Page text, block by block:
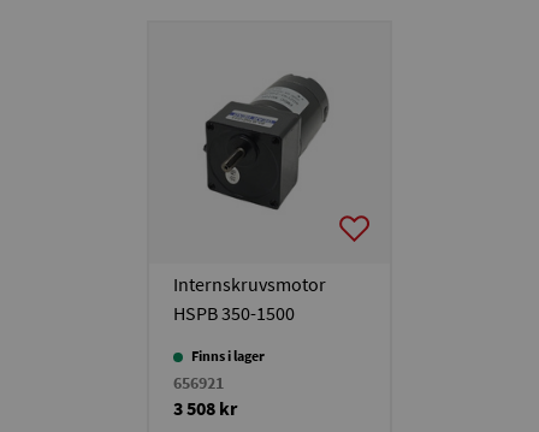
Internskruvsmotor
HSPB 350-1500
Finns i lager
656921
3 508 kr